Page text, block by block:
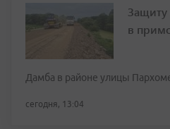
Защиту
в
Дамба в районе улицы
сегодня, 13:04